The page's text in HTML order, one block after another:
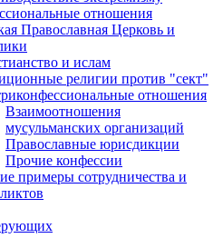
отношения
Православная Церковь и
и ислам
религии против "сект"
отношения
Взаимоотношения
мусульманских организаций
Православные юрисдикции
Прочие конфессии
примеры сотрудничества и